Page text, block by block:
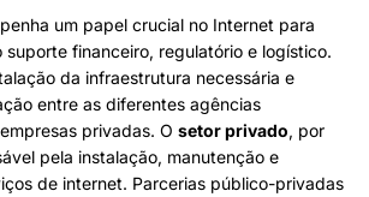
um papel crucial no Internet para
suporte financeiro, regulatório e logístico.
da infraestrutura necessária e
entre as diferentes agências
privadas. O setor privado, por
pela instalação, manutenção e
de internet. Parcerias público-privadas